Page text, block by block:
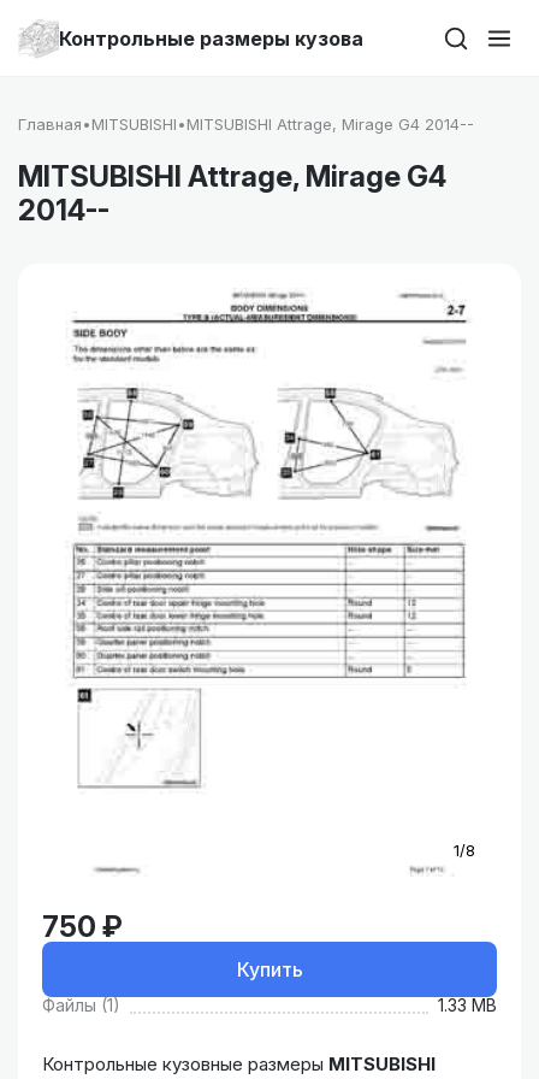
Контрольные размеры кузова
Главная•MITSUBISHI•MITSUBISHI Attrage, Mirage G4 2014--
MITSUBISHI Attrage, Mirage G4
2014--
1/8
750 ₽
Купить
Файлы (1) 1.33 MB
Контрольные кузовные размеры MITSUBISHI